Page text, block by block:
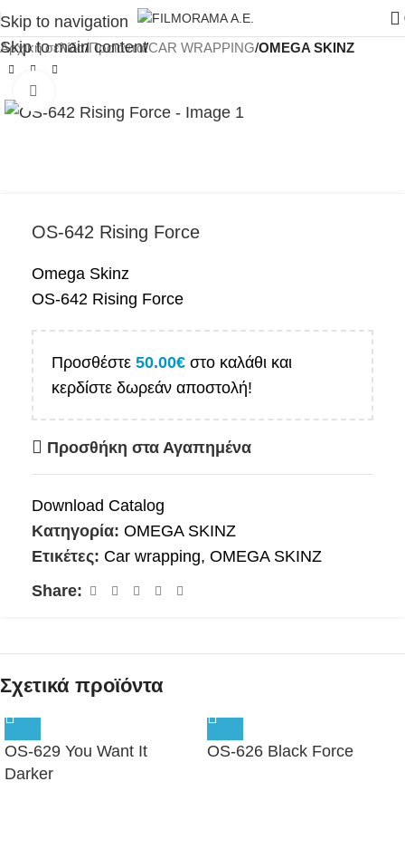
Skip to navigation
Skip to main content
Αρχική σελίδα Προϊόντα CAR WRAPPING OMEGA SKINZ
OS-642 Rising Force
Omega Skinz
OS-642 Rising Force
Προσθέστε 50.00€ στο καλάθι και
κερδίστε δωρεάν αποστολή!
Προσθήκη στα Αγαπημένα
Download Catalog
Κατηγορία: OMEGA SKINZ
Ετικέτες: Car wrapping, OMEGA SKINZ
Share:
Σχετικά προϊόντα
OS-629 You Want It
Darker
OS-626 Black Force